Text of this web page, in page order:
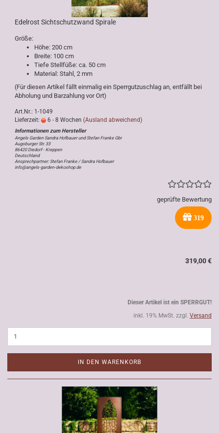
Edelrost Sichtschutzwand Spirale
Größe:
Höhe: 200 cm
Breite: 100 cm
Tiefe Stellfüße: ca. 50 cm
Material: Stahl, 2 mm
(Für diesen Artikel fällt einmalig ein Sperrgutzuschlag an, entfällt bei
Abholung und Barzahlung vor Ort)
Art.Nr.: 1-1049
Lieferzeit:
6 - 8 Wochen (Ausland abweichend)
Angels Garden Sandra Hofbauer und Stefan Franke Gbr
Augsburger Str. 33
86420 Diedorf - Kreppen
Deutschland
Ansprechpartner: Stefan Franke / Sandra Hofbauer
info@angels-garden-dekoshop.de
geprüfte Bewertung
319
319,00 €
Dieser Artikel ist ein SPERRGUT!
inkl. 19% MwSt. zzgl. Versand
IN DEN WARENKORB